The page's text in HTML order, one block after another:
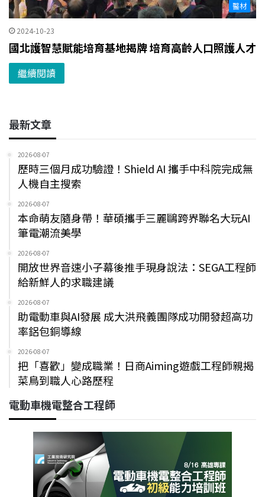
醫材
2024-10-23
國北護智慧賦能培育基地揭牌 培育高齡人口照護人才
繼續閱讀
最新文章
2026-08-07
歷時三個月成功驗證！Shield AI 攜手中科院完成無
人機自主搜索
2026-08-07
本命萌友隨身帶！華碩攜手三麗鷗跨界聯名大玩AI
筆電潮流美學
2026-08-07
開放世界音速小子幕後推手現身說法：SEGA工程師
給新鮮人的求職建議
2026-08-07
助電動車與AI發展 成大洪飛義團隊成功開發超高功
率鋁包銅導線
2026-08-07
把「喜歡」變成職業！日商Aiming遊戲工程師親揭
菜鳥到職人心路歷程
電動車機電整合工程師